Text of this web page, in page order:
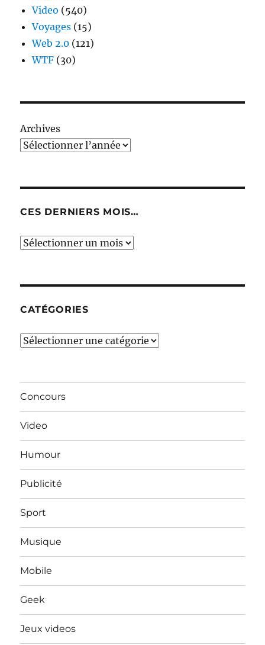
Video (540)
Voyages (15)
Web 2.0 (121)
WTF (30)
Archives
CES DERNIERS MOIS…
Ces
CATÉGORIES
Catégories
Concours
Video
Humour
Publicité
Sport
Musique
Mobile
Geek
Jeux videos